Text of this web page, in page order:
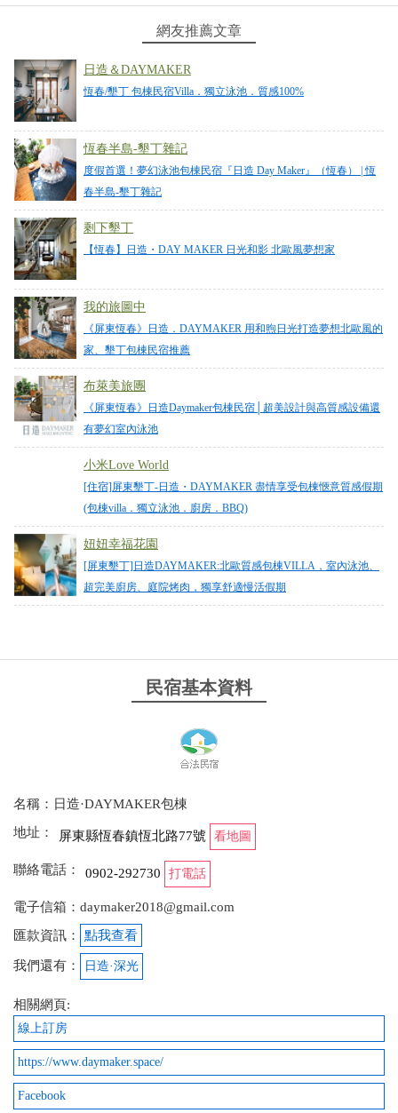
2026-01-14 10:08:30
肉、唱歌、玩水，一整天都不無聊，很適合朋友揪團
來恆春放鬆，住一次就會想再來。
from google
2026-01-13 20:08:02
這次來恆春跟朋友一起包棟選擇了這間民宿,民宿整體
很漂亮，空間很寬敞，住起來很舒服！除了有游泳
池，也有KTV，設備很齊全，很適合家人朋友一起入
住！
from google
2025-12-22 20:31:30
民宿很美，服務也很棒，民宿對面就有停車場很方便
from google
2025-09-28 02:09:04
純白、木質、綠植
from google
純白、木質、綠植
2025-08-07 11:37:06
跟N附近很清幽
2025-06-14 12:11:43
空間寬敞乾淨 環境舒適讓人放鬆 設備齊全 適合家人
或朋友聚會
2025-06-14 11:46:25
環境整潔舒適，讓人感覺很放鬆。室內游泳池是溫水
設計，真的很貼心，小朋友玩得超開心，大人也放心
網友推薦文章
日造＆DAYMAKER
恆春/墾丁 包棟民宿Villa．獨立泳池．質感100%
恆春半島-墾丁雜記
度假首選！夢幻泳池包棟民宿『日造 Day Maker』（恆春） | 恆
春半島-墾丁雜記
剩下墾丁
【恆春】日造・DAY MAKER 日光和影 北歐風夢想家
我的旅圖中
《屏東恆春》日造．DAYMAKER 用和煦日光打造夢想北歐風的
家、墾丁包棟民宿推薦
布萊美旅團
《屏東恆春》日造Daymaker包棟民宿│超美設計與高質感設備還
有夢幻室內泳池
小米Love World
[住宿]屏東墾丁-日造・DAYMAKER 盡情享受包棟愜意質感假期
(包棟villa．獨立泳池．廚房．BBQ)
妞妞幸福花園
[屏東墾丁]日造DAYMAKER:北歐質感包棟VILLA，室內泳池、
超完美廚房、庭院烤肉，獨享舒適慢活假期
民宿基本資料
名稱：日造·DAYMAKER包棟
地址：
屏東縣恆春鎮恆北路77號 看地圖
聯絡電話： 0902-292730 打電話
電子信箱：daymaker2018@gmail.com
匯款資訊：
點我查看
我們還有： 日造·深光
相關網頁:
線上訂房
https://www.daymaker.space/
Facebook